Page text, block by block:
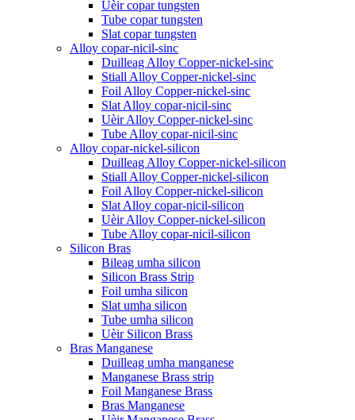
Uèir copar tungsten
Tube copar tungsten
Slat copar tungsten
Alloy copar-nicil-sinc
Duilleag Alloy Copper-nickel-sinc
Stiall Alloy Copper-nickel-sinc
Foil Alloy Copper-nickel-sinc
Slat Alloy copar-nicil-sinc
Uèir Alloy Copper-nickel-sinc
Tube Alloy copar-nicil-sinc
Alloy copar-nickel-silicon
Duilleag Alloy Copper-nickel-silicon
Stiall Alloy Copper-nickel-silicon
Foil Alloy Copper-nickel-silicon
Slat Alloy copar-nicil-silicon
Uèir Alloy Copper-nickel-silicon
Tube Alloy copar-nicil-silicon
Silicon Bras
Bileag umha silicon
Silicon Brass Strip
Foil umha silicon
Slat umha silicon
Tube umha silicon
Uèir Silicon Brass
Bras Manganese
Duilleag umha manganese
Manganese Brass strip
Foil Manganese Brass
Bras Manganese